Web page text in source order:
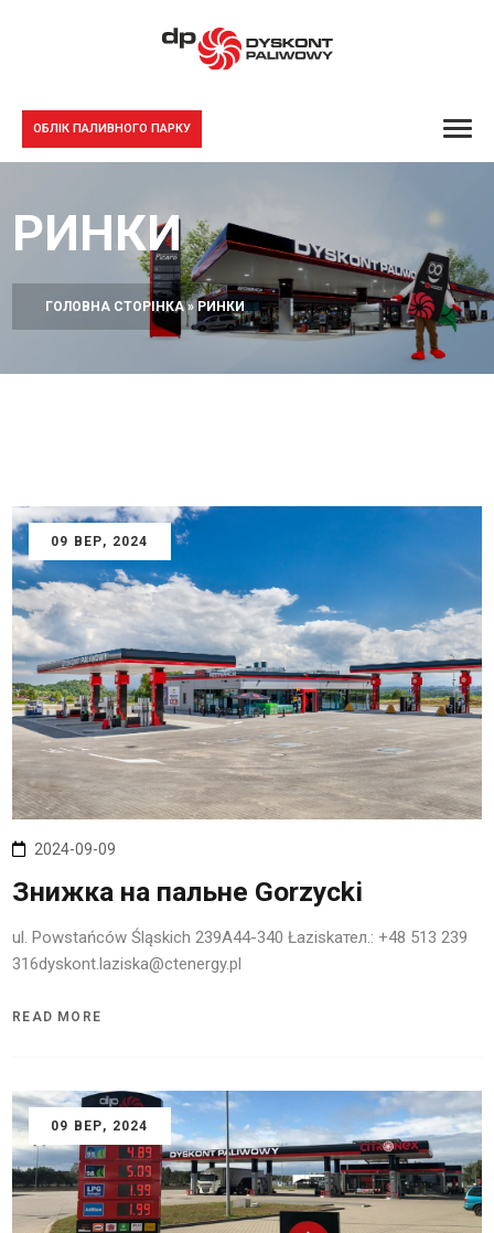
ОБЛІК ПАЛИВНОГО ПАРКУ
РИНКИ
ГОЛОВНА СТОРІНКА»РИНКИ
09 ВЕР, 2024
2024-09-09
Знижка на пальне Gorzycki
ul. Powstańców Śląskich 239A44-340 Łaziskaтел.: +48 513 239
316dyskont.laziska@ctenergy.pl
READ MORE
09 ВЕР, 2024